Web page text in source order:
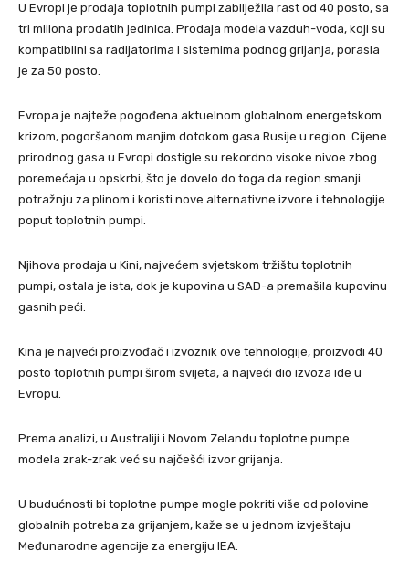
U Evropi je prodaja toplotnih pumpi zabilježila rast od 40 posto, sa
tri miliona prodatih jedinica. Prodaja modela vazduh-voda, koji su
kompatibilni sa radijatorima i sistemima podnog grijanja, porasla
je za 50 posto.
Evropa je najteže pogođena aktuelnom globalnom energetskom
krizom, pogoršanom manjim dotokom gasa Rusije u region. Cijene
prirodnog gasa u Evropi dostigle su rekordno visoke nivoe zbog
poremećaja u opskrbi, što je dovelo do toga da region smanji
potražnju za plinom i koristi nove alternativne izvore i tehnologije
poput toplotnih pumpi.
Njihova prodaja u Kini, najvećem svjetskom tržištu toplotnih
pumpi, ostala je ista, dok je kupovina u SAD-a premašila kupovinu
gasnih peći.
Kina je najveći proizvođač i izvoznik ove tehnologije, proizvodi 40
posto toplotnih pumpi širom svijeta, a najveći dio izvoza ide u
Evropu.
Prema analizi, u Australiji i Novom Zelandu toplotne pumpe
modela zrak-zrak već su najčešći izvor grijanja.
U budućnosti bi toplotne pumpe mogle pokriti više od polovine
globalnih potreba za grijanjem, kaže se u jednom izvještaju
Međunarodne agencije za energiju IEA.